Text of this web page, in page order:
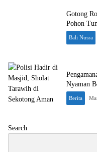
Gotong
Pohon
Bali Nusra
Nyaman
Berita
Search